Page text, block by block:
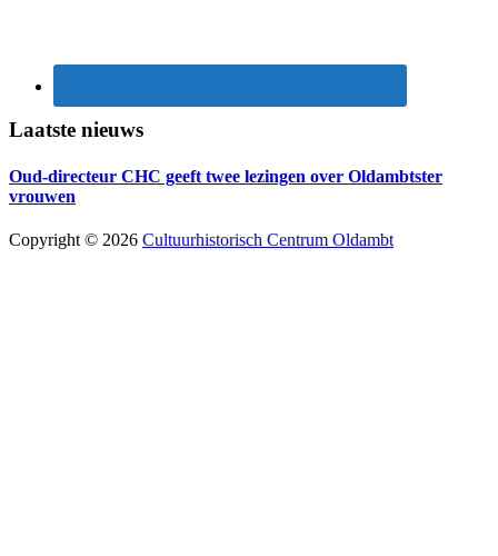
Laatste nieuws
Oud-directeur CHC geeft twee lezingen over Oldambtster
vrouwen
Copyright © 2026 Cultuurhistorisch Centrum Oldambt